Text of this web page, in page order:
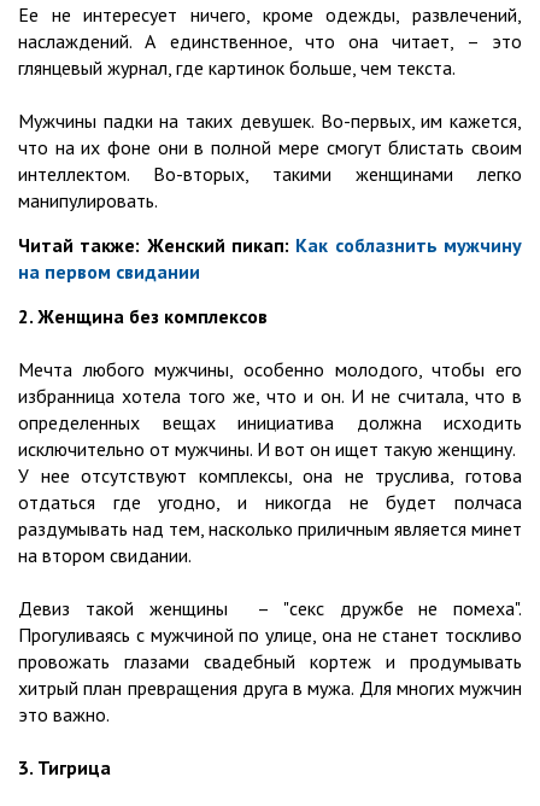
Ее не интересует ничего, кроме одежды, развлечений,
наслаждений. А единственное, что она читает, – это
глянцевый журнал, где картинок больше, чем текста.
Мужчины падки на таких девушек. Во-первых, им кажется,
что на их фоне они в полной мере смогут блистать своим
интеллектом. Во-вторых, такими женщинами легко
манипулировать.
Читай также: Женский пикап: Как соблазнить мужчину
на первом свидании
2. Женщина без комплексов
Мечта любого мужчины, особенно молодого, чтобы его
избранница хотела того же, что и он. И не считала, что в
определенных вещах инициатива должна исходить
исключительно от мужчины. И вот он ищет такую женщину.
У нее отсутствуют комплексы, она не труслива, готова
отдаться где угодно, и никогда не будет полчаса
раздумывать над тем, насколько приличным является минет
на втором свидании.
Девиз такой женщины – "секс дружбе не помеха".
Прогуливаясь с мужчиной по улице, она не станет тоскливо
провожать глазами свадебный кортеж и продумывать
хитрый план превращения друга в мужа. Для многих мужчин
это важно.
3. Тигрица